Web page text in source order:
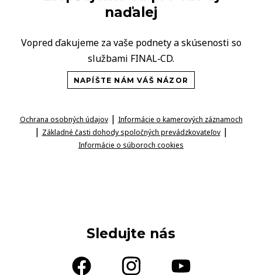
naďalej
Vopred ďakujeme za vaše podnety a skúsenosti so
službami FINAL‑CD.
NAPÍŠTE NÁM VÁŠ NÁZOR
Ochrana osobných údajov| Informácie o kamerových záznamoch
| Základné časti dohody spoločných prevádzkovateľov|
Informácie o súboroch cookies
Sledujte nás